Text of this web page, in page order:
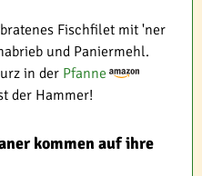
Fischfilet mit 'ner
und Paniermehl.
in der Pfanne
der Hammer!
kommen auf ihre